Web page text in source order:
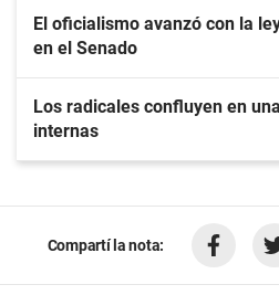
El oficialismo avanzó con la
en el Senado
Los radicales confluyen en
internas
Compartí la nota: